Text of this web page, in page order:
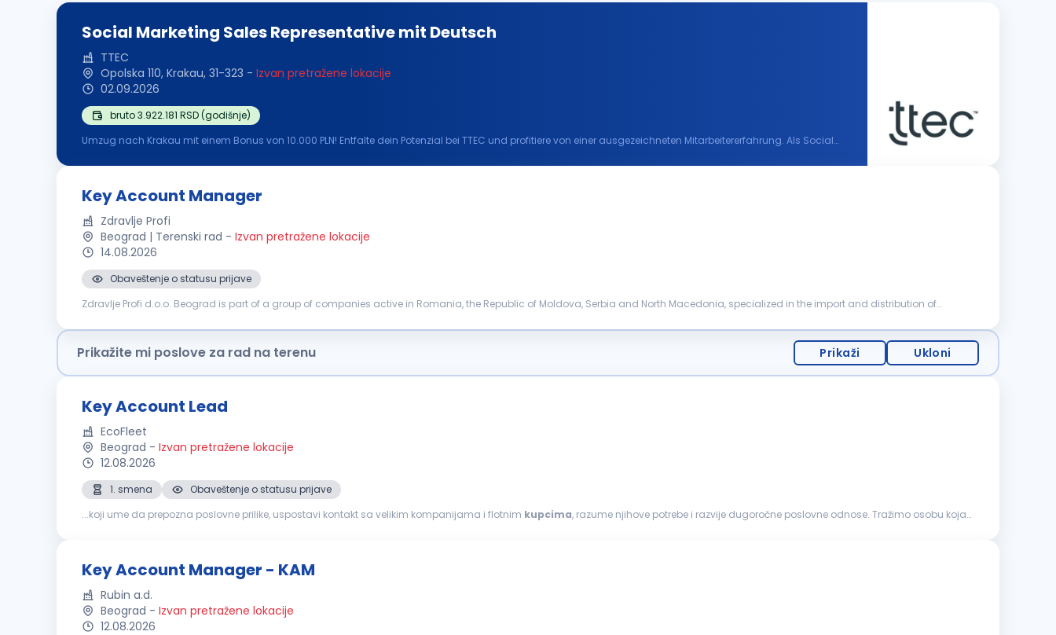
Social Marketing Sales Representative mit Deutsch
TTEC
Opolska 110, Krakau, 31-323 - Izvan pretražene lokacije
02.09.2026
bruto 3.922.181 RSD (godišnje)
Umzug nach Krakau mit einem Bonus von 10.000 PLN! Entfalte dein Potenzial bei TTEC und profitiere von einer ausgezeichneten Mitarbeitererfahrung. Als Social
Key Account Manager
Zdravlje Profi
Beograd | Terenski rad - Izvan pretražene lokacije
14.08.2026
Obaveštenje o statusu prijave
Zdravlje Profi d.o.o. Beograd is part of a group of companies active in Romania, the Republic of Moldova, Serbia and North Macedonia, specialized in the import and distribution of
Prikažite mi poslove za rad na terenu Prikaži Ukloni
Key Account Lead
EcoFleet
Beograd - Izvan pretražene lokacije
12.08.2026
1. smena
Obaveštenje o statusu prijave
...koji ume da prepozna poslovne prilike, uspostavi kontakt sa velikim kompanijama i flotnim kupcima, razume njihove potrebe i razvije dugoročne poslovne odnose. Tražimo osobu koja
Key Account Manager - KAM
Rubin a.d.
Beograd - Izvan pretražene lokacije
12.08.2026